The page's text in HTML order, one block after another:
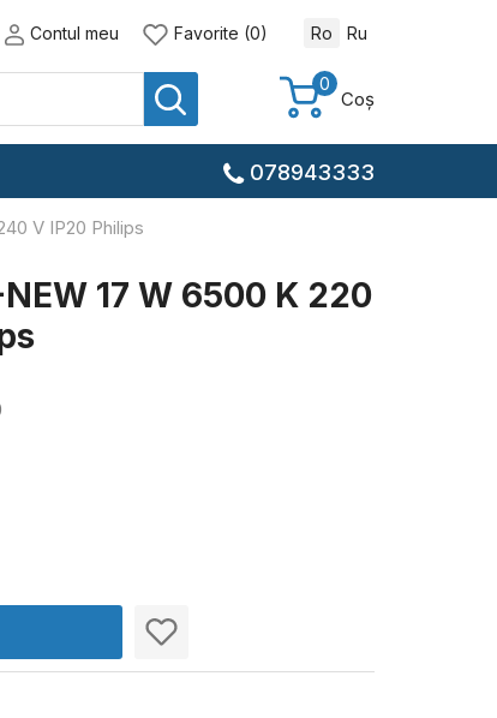
Contul meu Favorite (0) Ro Ru
0
Coș
078943333
V IP20 Philips
17 W 6500 K 220